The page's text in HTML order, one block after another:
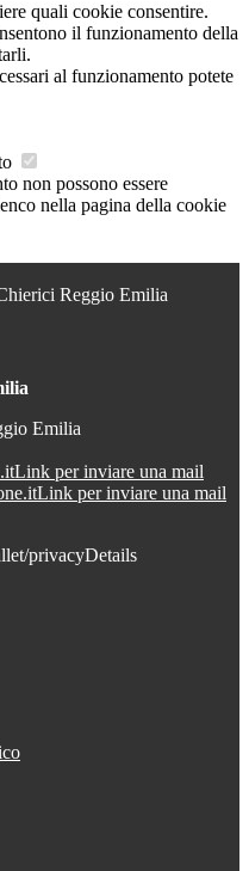
quali cookie consentire.
il funzionamento della
al funzionamento potete
non possono essere
nella pagina della cookie
Reggio Emilia
Emilia
Link per inviare una mail
Link per inviare una mail
privacyDetails